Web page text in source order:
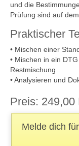
und die
Prüfung sind auf
Praktischer
• Mischen einer
• Mischen in ein
Restmischung
• Analysieren und
Preis: 249,00
Melde dich